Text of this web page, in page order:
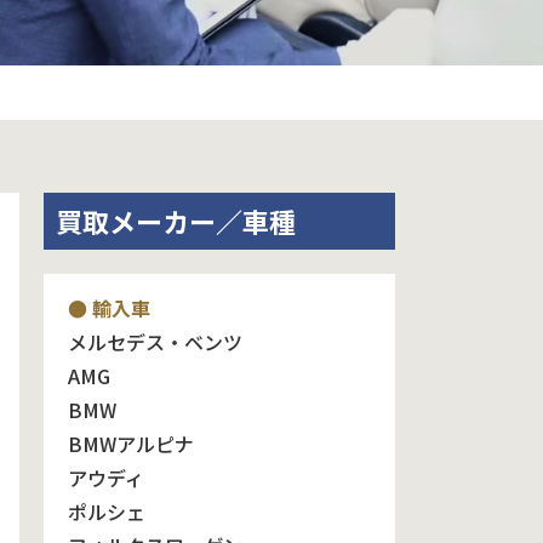
買取メーカー／車種
● 輸入車
メルセデス・ベンツ
AMG
BMW
BMWアルピナ
アウディ
ポルシェ